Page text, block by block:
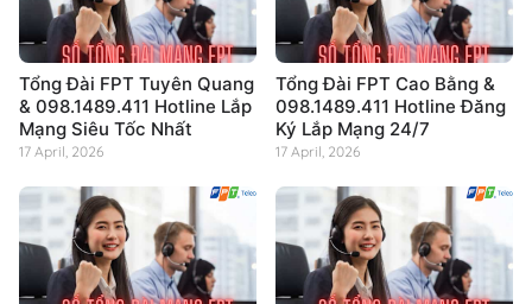
Tổng Đài FPT Tuyên Quang
& 098.1489.411 Hotline Lắp
Mạng Siêu Tốc Nhất
17 April, 2026
Tổng Đài FPT Cao Bằng &
098.1489.411 Hotline Đăng
Ký Lắp Mạng 24/7
17 April, 2026